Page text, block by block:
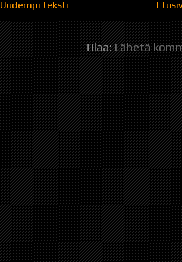
Uudempi teksti
Tilaa:Lähetä